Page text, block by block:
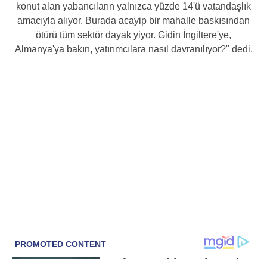
konut alan yabancıların yalnızca yüzde 14'ü vatandaşlık
amacıyla alıyor. Burada acayip bir mahalle baskısından
ötürü tüm sektör dayak yiyor. Gidin İngiltere'ye,
Almanya'ya bakın, yatırımcılara nasıl davranılıyor?" dedi.